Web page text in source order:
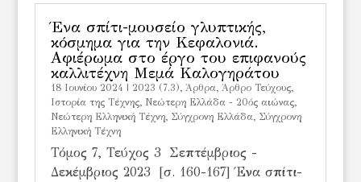
Ένα σπίτι-μουσείο γλυπτικής,
κόσμημα για την Κεφαλονιά.
Αφιέρωμα στο έργο του επιφανούς
καλλιτέχνη Μεμά Καλογηράτου
18 Ιουνίου 2024 | 2023 (7.3) Άρθρα, Άρθρο Τεύχους,
Ιστορία της Τέχνης, Νεώτερη Ελλάδα - 20ός αιώνας,
Νεώτερη Ελληνική Τέχνη, Σύγχρονη Ελλάδα, Σύγχρονη
Ελληνική Τέχνη
Τόμος 7, Τεύχος 3 Σεπτέμβριος -
Δεκέμβριος 2023 [σ. 160-167] Ένα σπίτι-